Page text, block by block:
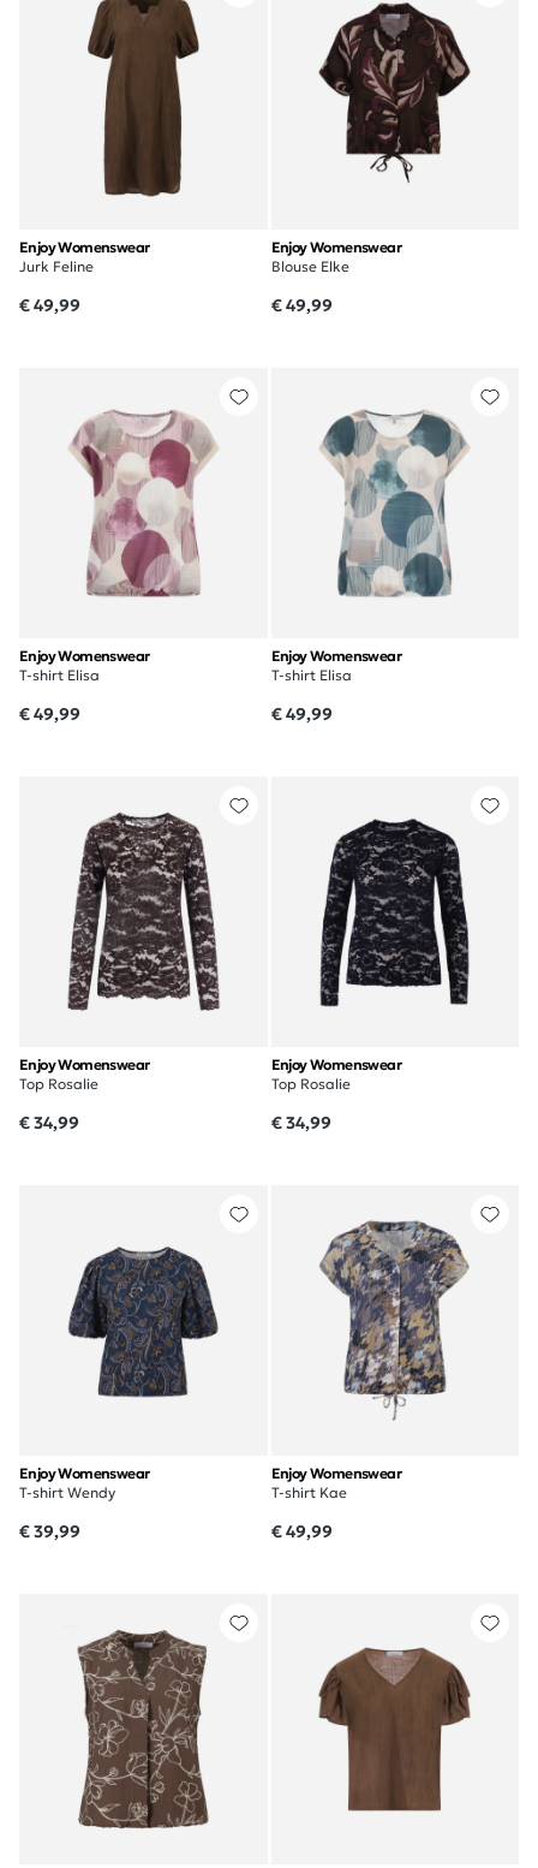
Enjoy Womenswear
Jurk Feline
€ 49,99
Enjoy Womenswear
Blouse Elke
€ 49,99
Enjoy Womenswear
T-shirt Elisa
€ 49,99
Enjoy Womenswear
T-shirt Elisa
€ 49,99
Enjoy Womenswear
Top Rosalie
€ 34,99
Enjoy Womenswear
Top Rosalie
€ 34,99
Enjoy Womenswear
T-shirt Wendy
€ 39,99
Enjoy Womenswear
T-shirt Kae
€ 49,99